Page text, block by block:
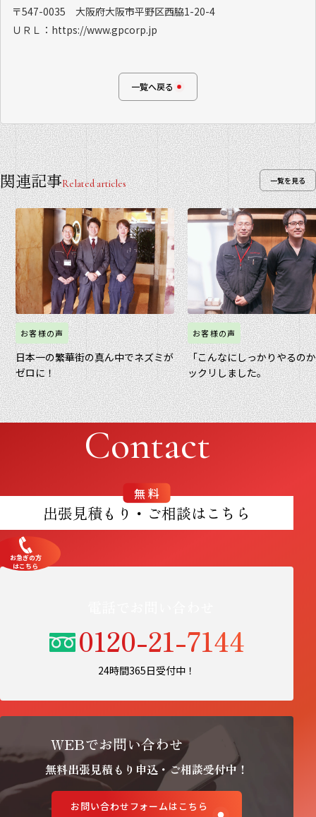
〒547-0035 大阪府大阪市平野区西脇1-20-4
ＵＲＬ：https://www.gpcorp.jp
一覧へ戻る
関連記事Related articles 一覧を見る
お客様の声
日本一の繁華街の真ん中でネズミが
ゼロに！
お客様の声
「こんなにしっかりやるの
ックリしました。
Contact
無料
出張見積もり・ご相談はこちら
お急ぎの方
はこちら
0120-21-7144
24時間365日受付中！
WEBでお問い合わせ
無料出張見積もり申込・ご相談受付中！
お問い合わせフォームはこちら